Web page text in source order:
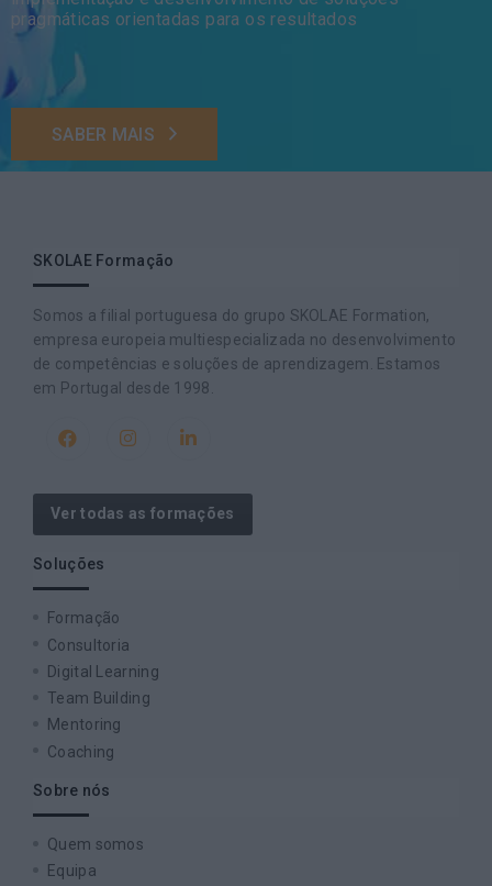
pragmáticas orientadas para os resultados
SABER MAIS
SKOLAE Formação
Somos a filial portuguesa do grupo SKOLAE Formation,
empresa europeia multiespecializada no desenvolvimento
de competências e soluções de aprendizagem. Estamos
em Portugal desde 1998.
Ver todas as formações
Soluções
Formação
Consultoria
Digital Learning
Team Building
Mentoring
Coaching
Sobre nós
Quem somos
Equipa